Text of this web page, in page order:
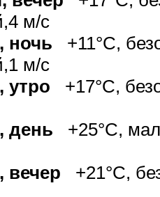
м/с
ночь +11°C,
м/с
утро +17°C,
день +25°C,
+21°C,